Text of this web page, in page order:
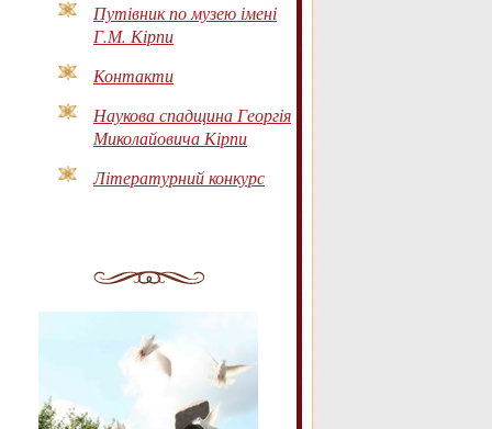
Путівник по музею імені
Г.М. Кірпи
Контакти
Наукова спадщина Георгія
Миколайовича Кірпи
Літературний конкурс